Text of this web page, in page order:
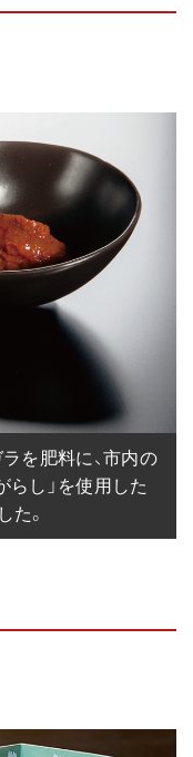
を肥料に、市内の
らし」を使用した
た。